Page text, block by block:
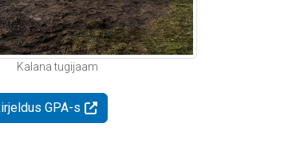
Kalana tugijaam
GPA-s